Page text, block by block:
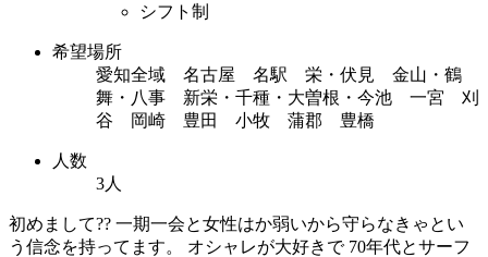
シフト制
希望場所
愛知全域 名古屋 名駅 栄・伏見 金山・鶴
舞・八事 新栄・千種・大曽根・今池 一宮 刈
谷 岡崎 豊田 小牧 蒲郡 豊橋
人数
3人
初めまして?? 一期一会と女性はか弱いから守らなきゃとい
う信念を持ってます。 オシャレが大好きで 70年代とサーフ